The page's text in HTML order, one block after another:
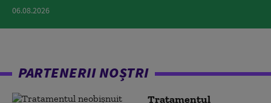
06.08.2026
PARTENERII NOȘTRI
Tratamentul